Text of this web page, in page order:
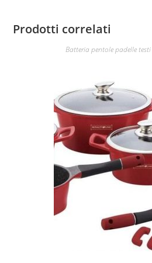
Prodotti correlati
Batteria pentole padelle testi